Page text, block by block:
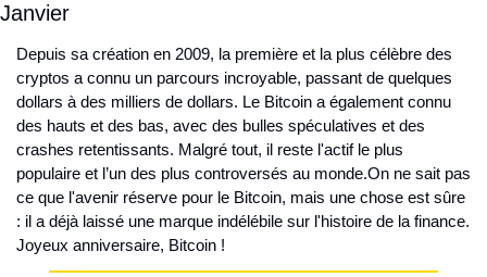
Janvier
Depuis sa création en 2009, la première et la plus célèbre des
cryptos a connu un parcours incroyable, passant de quelques
dollars à des milliers de dollars. Le Bitcoin a également connu
des hauts et des bas, avec des bulles spéculatives et des
crashes retentissants. Malgré tout, il reste l'actif le plus
populaire et l’un des plus controversés au monde.On ne sait pas
ce que l'avenir réserve pour le Bitcoin, mais une chose est sûre
: il a déjà laissé une marque indélébile sur l'histoire de la finance.
Joyeux anniversaire, Bitcoin !